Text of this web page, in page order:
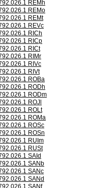
REMh
REMo
REMt
REVc
RICh
RICp
RICt
RIMr
RIVc
RIVt
ROBa
RODh
RODm
ROJl
ROLt
ROMa
ROSc
ROSn
RUIm
RUSt
SAId
SANb
SANc
SANd
SANf